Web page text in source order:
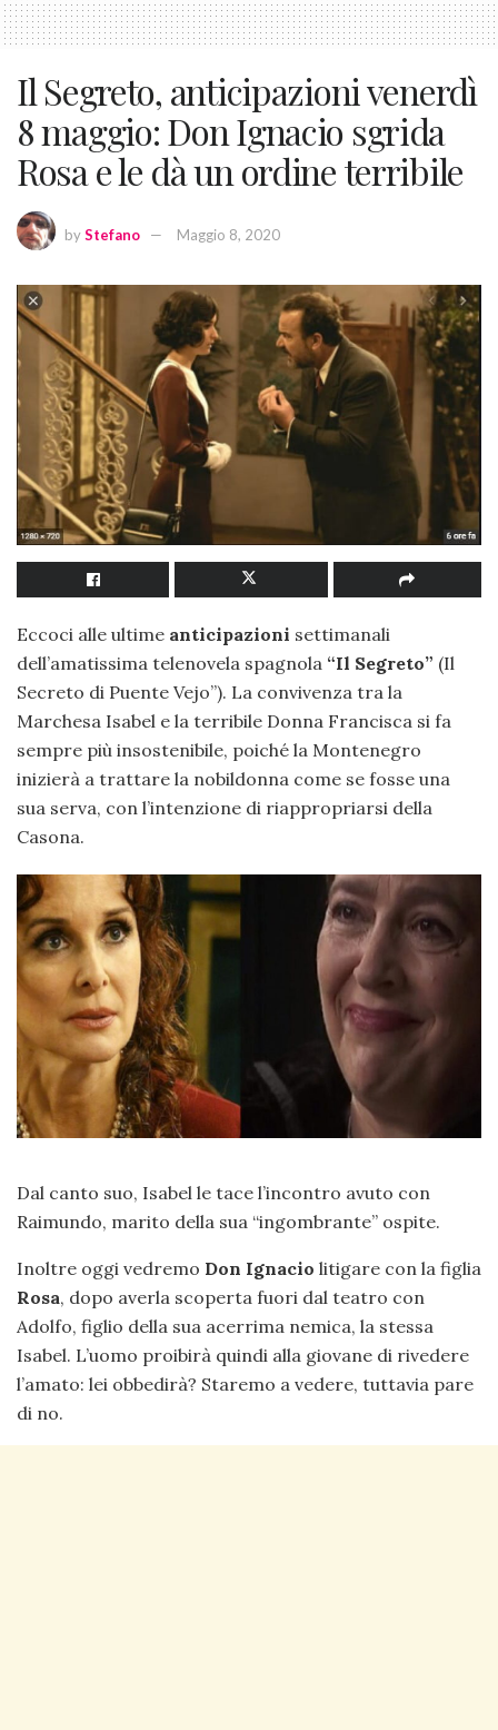
Il Segreto, anticipazioni venerdì
8 maggio: Don Ignacio sgrida
Rosa e le dà un ordine terribile
byStefano Maggio 8, 2020
Eccoci alle ultime anticipazioni settimanali
dell’amatissima telenovela spagnola “Il Segreto” (Il
Secreto di Puente Vejo”). La convivenza tra la
Marchesa Isabel e la terribile Donna Francisca si fa
sempre più insostenibile, poiché la Montenegro
inizierà a trattare la nobildonna come se fosse una
sua serva, con l’intenzione di riappropriarsi della
Casona.
Dal canto suo, Isabel le tace l’incontro avuto con
Raimundo, marito della sua “ingombrante” ospite.
Inoltre oggi vedremo Don Ignacio litigare con la figlia
Rosa, dopo averla scoperta fuori dal teatro con
Adolfo, figlio della sua acerrima nemica, la stessa
Isabel. L’uomo proibirà quindi alla giovane di rivedere
l’amato: lei obbedirà? Staremo a vedere, tuttavia pare
di no.